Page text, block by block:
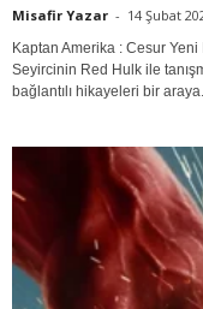
Misafir Yazar - 14 Şubat
Kaptan Amerika : Cesur
Seyircinin Red Hulk ile
bağlantılı hikayeleri bir araya...